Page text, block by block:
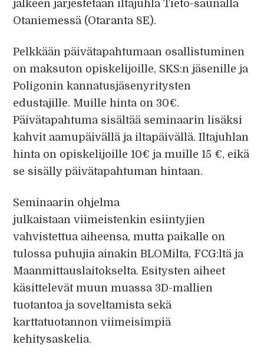
jälkeen järjestetään iltajuhla Tieto-saunalla
Otaniemessä (Otaranta 8E).
Pelkkään päivätapahtumaan osallistuminen
on maksuton opiskelijoille, SKS:n jäsenille ja
Poligonin kannatusjäsenyritysten
edustajille. Muille hinta on 30€.
Päivätapahtuma sisältää seminaarin lisäksi
kahvit aamupäivällä ja iltapäivällä. Iltajuhlan
hinta on opiskelijoille 10€ ja muille 15 €, eikä
se sisälly päivätapahtuman hintaan.
Seminaarin ohjelma
julkaistaan viimeistenkin esiintyjien
vahvistettua aiheensa, mutta paikalle on
tulossa puhujia ainakin BLOMilta, FCG:ltä ja
Maanmittauslaitokselta. Esitysten aiheet
käsittelevät muun muassa 3D-mallien
tuotantoa ja soveltamista sekä
karttatuotannon viimeisimpiä
kehitysaskelia.